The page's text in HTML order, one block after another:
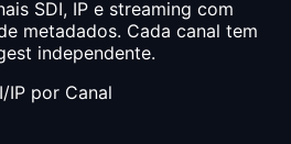
SDI, IP e streaming com
metadados. Cada canal tem
independente.